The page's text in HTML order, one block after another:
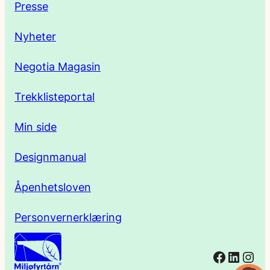
Presse
Nyheter
Negotia Magasin
Trekklisteportal
Min side
Designmanual
Åpenhetsloven
Personvernerklæring